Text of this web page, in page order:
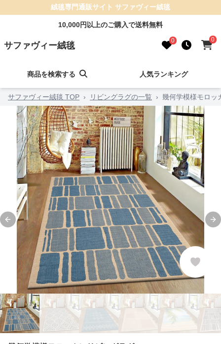
絨毯専門通販サイト サファヴィー絨毯
10,000円以上のご購入で送料無料
サファヴィー絨毯 0 0
商品を検索する 人気ランキング
サファヴィー絨毯 TOP › リビングラグの一覧 › 幾何学模様モロッ
Previous slide